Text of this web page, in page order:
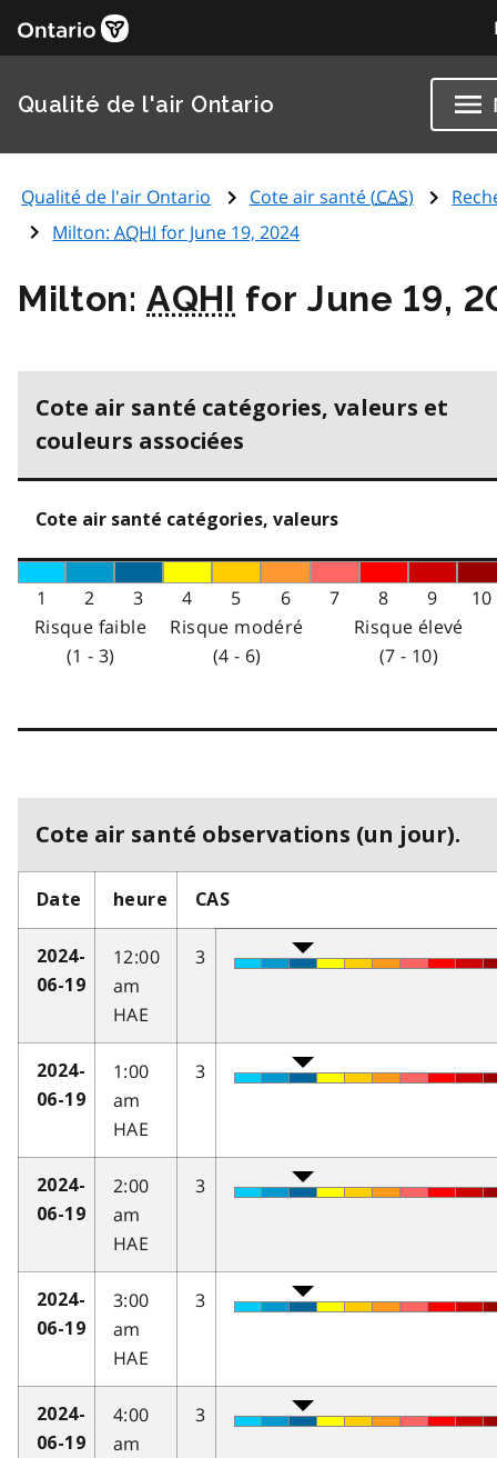
Qualité de l'air Ontario
Qualité de l'air Ontario Cote air santé (CAS)
Milton:AQHI for June 19, 2024
Milton:AQHI for June 19,
Cote air santé catégories, valeurs et
couleurs associées
Cote air santé catégories, valeurs
1 2 3 4 5 6 7 8 9
10
Risque faible
(1 - 3)
Risque modéré
(4 - 6)
Risque élevé
(7 - 10)
Cote air santé observations (un jour).
Date heure CAS
2024-
06-19
12:00
am
HAE
3
2024-
06-19
1:00
am
HAE
3
2024-
06-19
2:00
am
HAE
3
2024-
06-19
3:00
am
HAE
3
2024-
06-19
4:00
am
3